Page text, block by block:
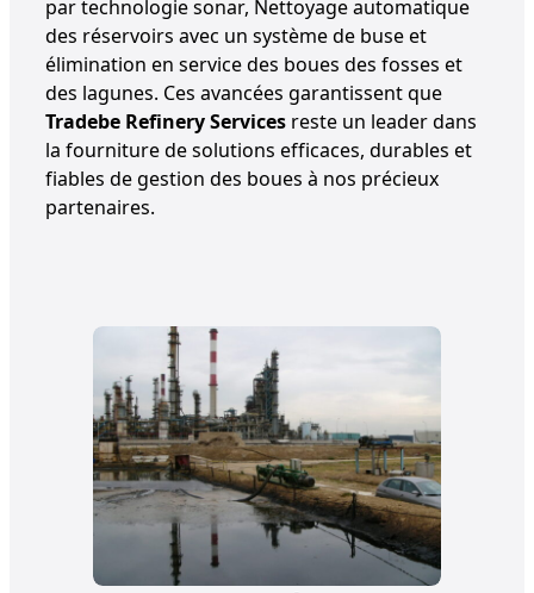
par technologie sonar, Nettoyage automatique
des réservoirs avec un système de buse et
élimination en service des boues des fosses et
des lagunes. Ces avancées garantissent que
Tradebe Refinery Services reste un leader dans
la fourniture de solutions efficaces, durables et
fiables de gestion des boues à nos précieux
partenaires.